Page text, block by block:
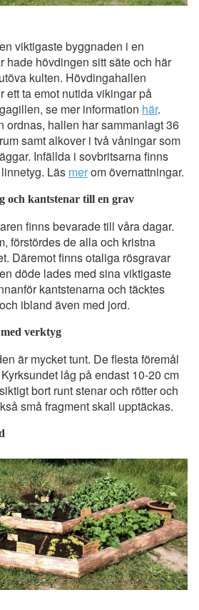
viktigaste byggnaden i en
hade hövdingen sitt säte och här
kulten. Hövdingahallen
ett ta emot nutida vikingar på
se mer information här.
ordnas, hallen har sammanlagt 36
samt alkover i två våningar som
Infällda i sovbritsarna finns
Läs merom övernattningar.
och kantstenar till en grav
finns bevarade till våra dagar.
förstördes de alla och kristna
Däremot finns otaliga rösgravar
döde lades med sina viktigaste
kantstenarna och täcktes
ibland även med jord.
verktyg
är mycket tunt. De flesta föremål
låg på endast 10-20 cm
bort runt stenar och rötter och
små fragment skall upptäckas.